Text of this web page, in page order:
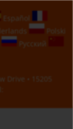
Español
Polski
Русский
Drive • 15205